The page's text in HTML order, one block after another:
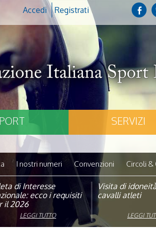
Accedi Registrati
SERVIZI
I nostri numeri Convenzioni Circoli &
di Interesse
ecco i requisiti
il 2026
LEGGI TUTTO
Visita di
cavalli atleti
LEGGI
con la FISE: al via
edizione
solidale della
Italiana Sport
LEGGI TUTTO
Studente Atleta
livello:
per l’anno
2025/2026
LEGGI